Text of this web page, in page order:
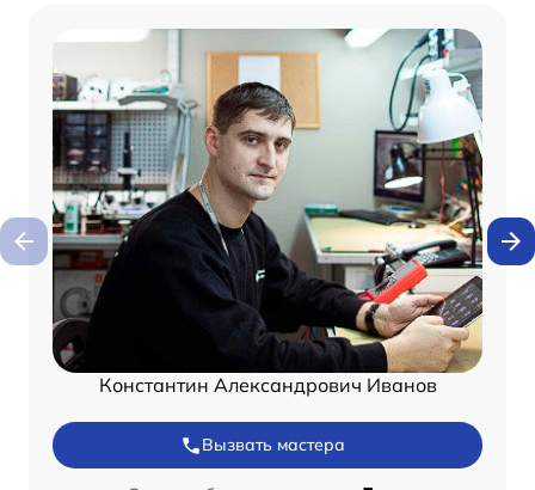
Константин Александрович Иванов
Вызвать мастера